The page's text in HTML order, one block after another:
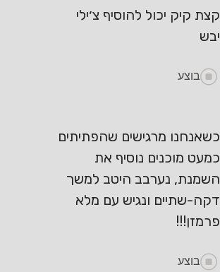
קצת קיק יכול להוסיף צ׳ילי
יבש
בוצע
כשאנחנו מרגישים שהפתיתים
כמעט מוכנים נוסיף את
השמנת, נערבב היטב למשך
דקה-שתיים ונגיש עם מלא
פרמזן!!!
בוצע